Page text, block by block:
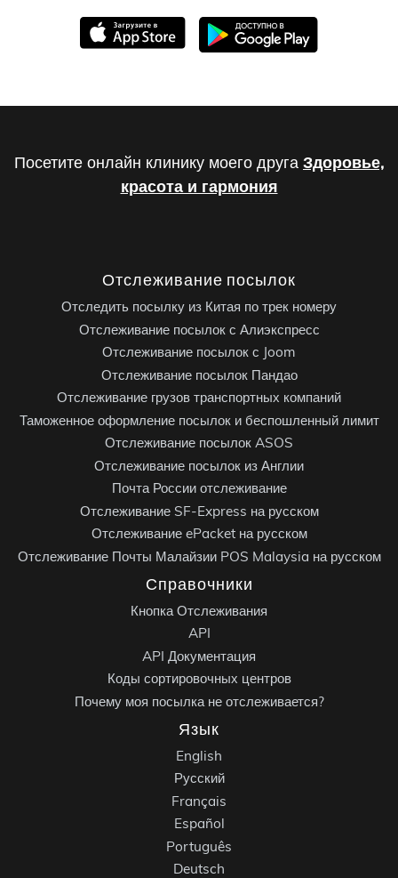
Посетите онлайн клинику моего друга Здоровье,
красота и гармония
Отслеживание посылок
Отследить посылку из Китая по трек номеру
Отслеживание посылок с Алиэкспресс
Отслеживание посылок с Joom
Отслеживание посылок Пандао
Отслеживание грузов транспортных компаний
Таможенное оформление посылок и беспошленный лимит
Отслеживание посылок ASOS
Отслеживание посылок из Англии
Почта России отслеживание
Отслеживание SF-Express на русском
Отслеживание ePacket на русском
Отслеживание Почты Малайзии POS Malaysia на русском
Справочники
Кнопка Отслеживания
API
API Документация
Коды сортировочных центров
Почему моя посылка не отслеживается?
Язык
English
Русский
Français
Español
Português
Deutsch